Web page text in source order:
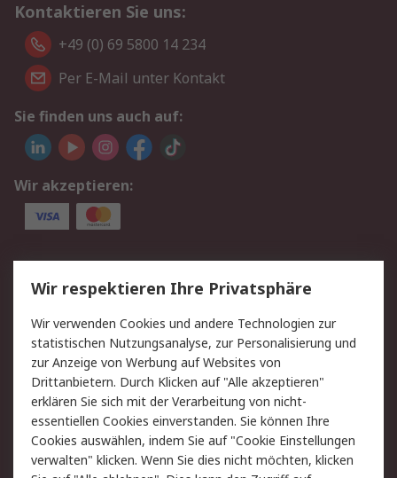
Kontaktieren Sie uns:
+49 (0) 69 5800 14 234
Per E-Mail unter Kontakt
Sie finden uns auch auf:
Wir akzeptieren:
Service
Value Added Services
Lieferlösungen
Rücksendungen
Kontakt
Hilfe
Privatkunden
Rechtliches
AGB
Datenschutz
Cookie-Richtlinie
Zahlungsbedingungen
Wir respektieren Ihre Privatsphäre
Wir verwenden Cookies und andere Technologien zur
statistischen Nutzungsanalyse, zur Personalisierung und
zur Anzeige von Werbung auf Websites von
Drittanbietern. Durch Klicken auf "Alle akzeptieren"
erklären Sie sich mit der Verarbeitung von nicht-
essentiellen Cookies einverstanden. Sie können Ihre
Cookies auswählen, indem Sie auf "Cookie Einstellungen
verwalten" klicken. Wenn Sie dies nicht möchten, klicken